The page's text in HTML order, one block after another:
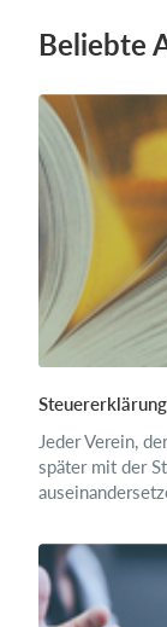
Beliebte
Jeder Verein,
später mit der